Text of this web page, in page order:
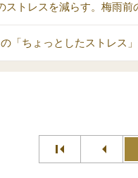
ストレスを減らす。梅雨前
「ちょっとしたストレス